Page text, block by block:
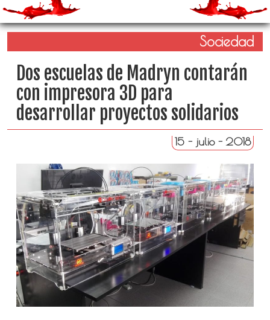
Sociedad
Dos escuelas de Madryn contarán
con impresora 3D para
desarrollar proyectos solidarios
15 - julio - 2018